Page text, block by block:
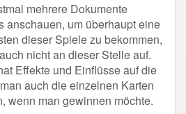
mehrere Dokumente
anschauen, um überhaupt eine
dieser Spiele zu bekommen,
nicht an dieser Stelle auf.
Effekte und Einflüsse auf die
auch die einzelnen Karten
wenn man gewinnen möchte.